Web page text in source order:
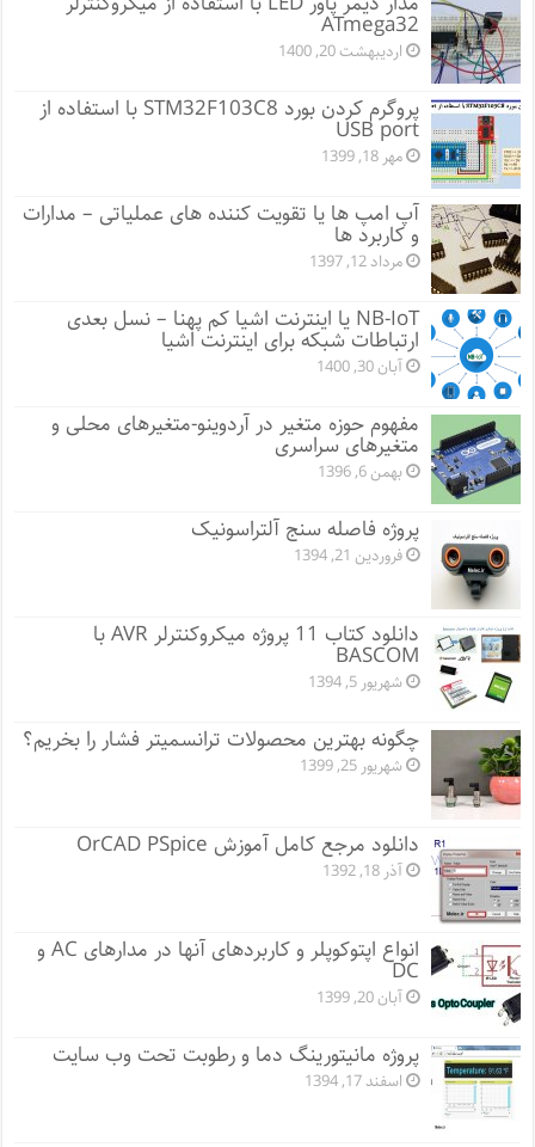
ATmega32
اردیبهشت 20, 1400
پروگرم کردن بورد STM32F103C8 با استفاده از
USB port
مهر 18, 1399
آپ امپ ها یا تقویت کننده های عملیاتی – مدارات
و کاربرد ها
مرداد 12, 1397
NB-IoT یا اینترنت اشیا کم پهنا – نسل بعدی
ارتباطات شبکه برای اینترنت اشیا
آبان 30, 1400
مفهوم حوزه متغیر در آردوینو-متغیرهای محلی و
متغیرهای سراسری
بهمن 6, 1396
پروژه فاصله سنج آلتراسونیک
فروردین 21, 1394
دانلود کتاب 11 پروژه میکروکنترلر AVR با
BASCOM
شهریور 5, 1394
چگونه بهترین محصولات ترانسمیتر فشار را بخریم؟
شهریور 25, 1399
دانلود مرجع کامل آموزش OrCAD PSpice
آذر 18, 1392
انواع اپتوکوپلر و کاربردهای آنها در مدارهای AC و
DC
آبان 20, 1399
پروژه مانيتورينگ دما و رطوبت تحت وب سایت
اسفند 17, 1394